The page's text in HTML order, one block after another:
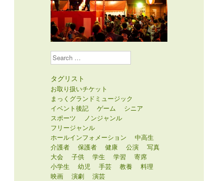
Search
タグリスト
お取り扱いチケット
まっくグランドミュージック
イベント後記
ゲーム
シニア
スポーツ
ノンジャンル
フリージャンル
ホールインフォメーション
中高生
介護者
保護者 健康 公演
写真
大会
子供 学生 学習
寄席
小学生
幼児 手芸 教養
料理
映画
演劇
演芸